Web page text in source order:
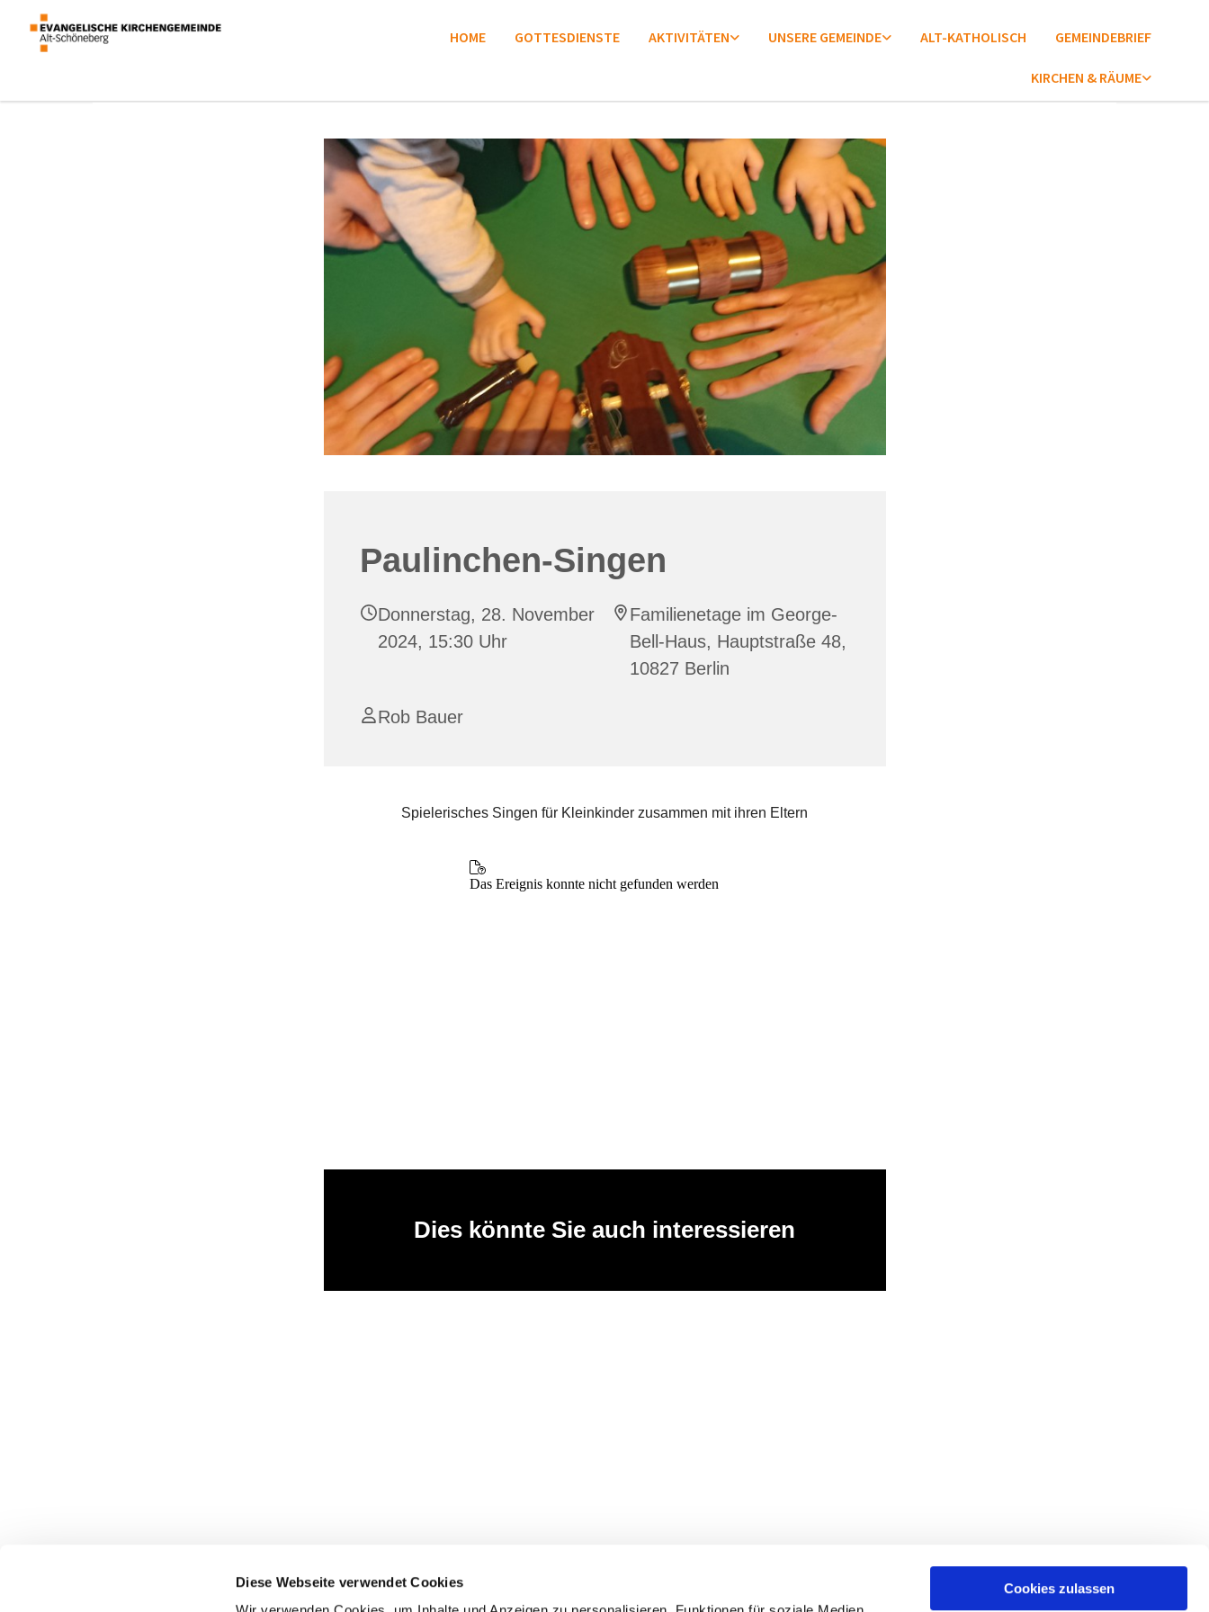
Diese Webseite verwendet Cookies
Cookies zulassen
HOME GOTTESDIENSTE AKTIVITÄTEN UNSERE GEMEINDE ALT-KATHOLISCH GEMEINDEBRIEF
KIRCHEN & RÄUME
Paulinchen-Singen
Donnerstag, 28. November
2024, 15:30 Uhr
Familienetage im George-
Bell-Haus, Hauptstraße 48,
10827 Berlin
Rob Bauer
Spielerisches Singen für Kleinkinder zusammen mit ihren Eltern
Dies könnte Sie auch interessieren